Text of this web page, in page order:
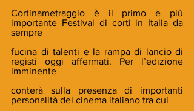
Cortinametraggio è il primo e più
importante Festival di corti in Italia da
sempre
fucina di talenti e la rampa di lancio di
registi oggi affermati. Per l’edizione
imminente
conterà sulla presenza di importanti
personalità del cinema italiano tra cui